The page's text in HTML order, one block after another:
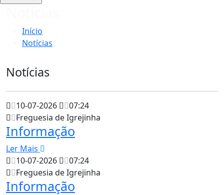
Início
Notícias
Notícias
10-07-2026
07:24
Freguesia de Igrejinha
Informação
Ler Mais
10-07-2026
07:24
Freguesia de Igrejinha
Informação